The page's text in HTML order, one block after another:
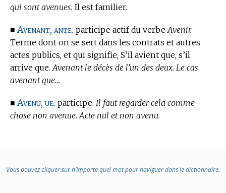
qui sont avenues. Il est familier.
■ Avenant, ante. participe actif du verbe Avenir.
Terme dont on se sert dans les contrats et autres
actes publics, et qui signifie, S’il avient que, s’il
arrive que. Avenant le décès de l’un des deux. Le cas
avenant que…
■ Avenu, ue. participe. Il faut regarder cela comme
chose non avenue. Acte nul et non avenu.
Vous pouvez cliquer sur n’importe quel mot pour naviguer dans le dictionnaire.